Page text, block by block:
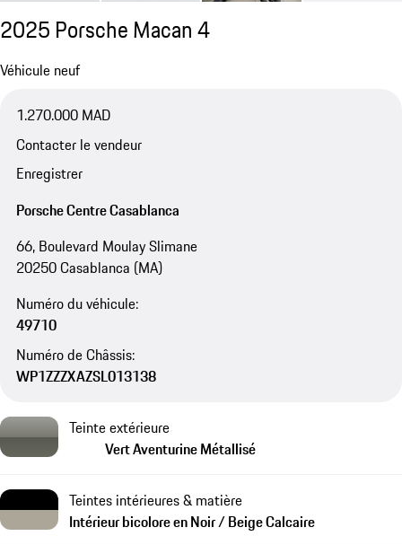
2025 Porsche Macan 4
Véhicule neuf
1.270.000 MAD
Contacter le vendeur
Enregistrer
Porsche Centre Casablanca
66, Boulevard Moulay Slimane
20250 Casablanca (MA)
Numéro du véhicule:
49710
Numéro de Châssis:
WP1ZZZXAZSL013138
Teinte extérieure
Vert Aventurine Métallisé
Teintes intérieures & matière
Intérieur bicolore en Noir / Beige Calcaire